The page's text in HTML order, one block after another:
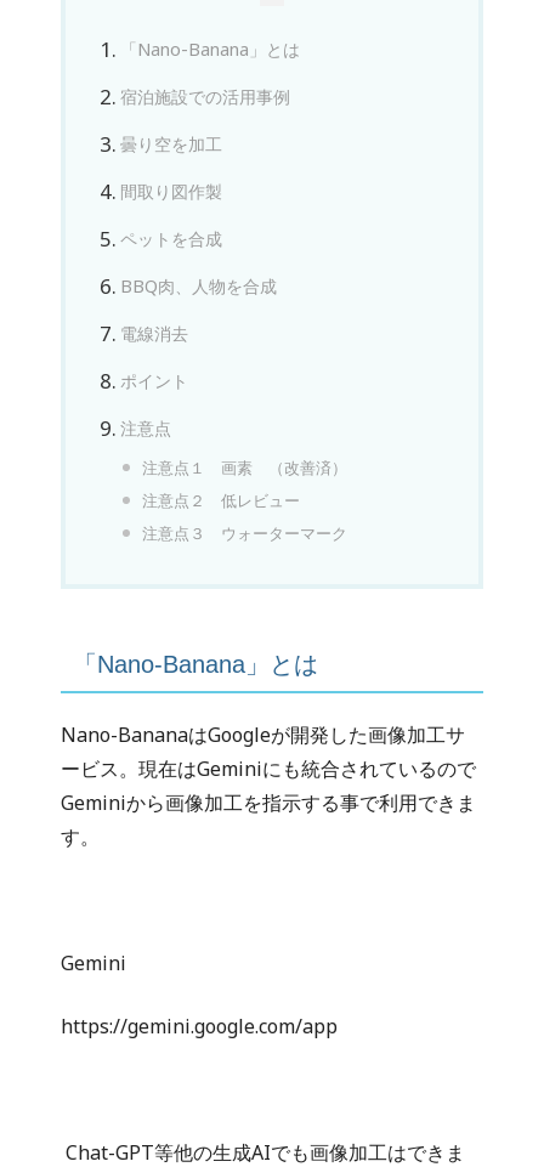
「Nano-Banana」とは
宿泊施設での活用事例
曇り空を加工
間取り図作製
ペットを合成
BBQ肉、人物を合成
電線消去
ポイント
注意点
注意点１ 画素 （改善済）
注意点２ 低レビュー
注意点３ ウォーターマーク
「Nano-Banana」とは
Nano-BananaはGoogleが開発した画像加工サ
ービス。現在はGeminiにも統合されているので
Geminiから画像加工を指示する事で利用できま
す。
Gemini
https://gemini.google.com/app
Chat-GPT等他の生成AIでも画像加工はできま